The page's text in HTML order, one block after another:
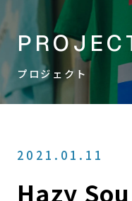
プロジェクト
2021.01.11
Hazy